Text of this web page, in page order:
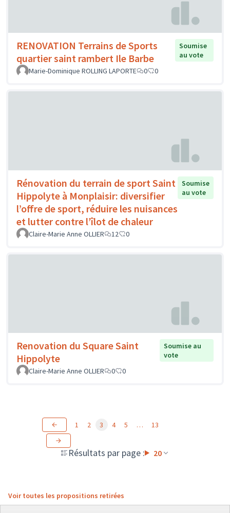
RENOVATION Terrains de Sports
quartier saint rambert Ile Barbe
Soumise
au vote
Marie-Dominique ROLLING LAPORTE
0 0
Rénovation du terrain de sport Saint
Hippolyte à Monplaisir: diversifier
l’offre de sport, réduire les nuisances
et lutter contre l’îlot de chaleur
Soumise
au vote
Claire-Marie Anne OLLIER 12 0
Renovation du Square Saint
Hippolyte
Soumise au
vote
Claire-Marie Anne OLLIER
0 0
Résultats par page : 20
1 2 3 4 5 … 13
Voir toutes les propositions retirées